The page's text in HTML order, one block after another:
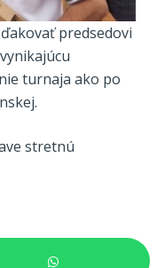
predsedovi
turnaja ako po
stretnú